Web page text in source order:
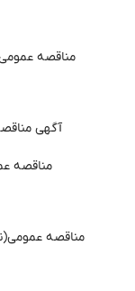
آگهی
مناقصه